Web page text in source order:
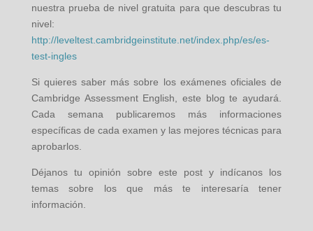
nuestra prueba de nivel gratuita para que descubras tu
nivel:
http://leveltest.cambridgeinstitute.net/index.php/es/es-
test-ingles
Si quieres saber más sobre los exámenes oficiales de
Cambridge Assessment English, este blog te ayudará.
Cada semana publicaremos más informaciones
específicas de cada examen y las mejores técnicas para
aprobarlos.
Déjanos tu opinión sobre este post y indícanos los
temas sobre los que más te interesaría tener
información.